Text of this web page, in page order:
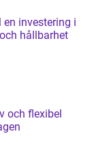
hållbarhet